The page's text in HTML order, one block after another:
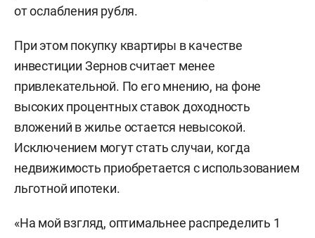
от ослабления рубля.
При этом покупку квартиры в качестве
инвестиции Зернов считает менее
привлекательной. По его мнению, на фоне
высоких процентных ставок доходность
вложений в жилье остается невысокой.
Исключением могут стать случаи, когда
недвижимость приобретается с использованием
льготной ипотеки.
«На мой взгляд, оптимальнее распределить 1